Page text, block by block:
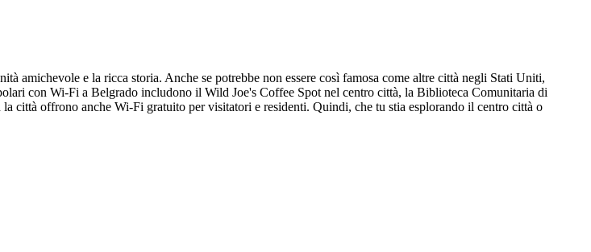
amichevole e la ricca storia. Anche se potrebbe non essere così famosa come altre città negli Stati Uniti,
con Wi-Fi a Belgrado includono il Wild Joe's Coffee Spot nel centro città, la Biblioteca Comunitaria di
offrono anche Wi-Fi gratuito per visitatori e residenti. Quindi, che tu stia esplorando il centro città o